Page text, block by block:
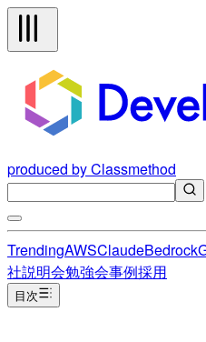
produced by Classmethod
TrendingAWSClaudeBedrock
社説明会勉強会事例採用
目次